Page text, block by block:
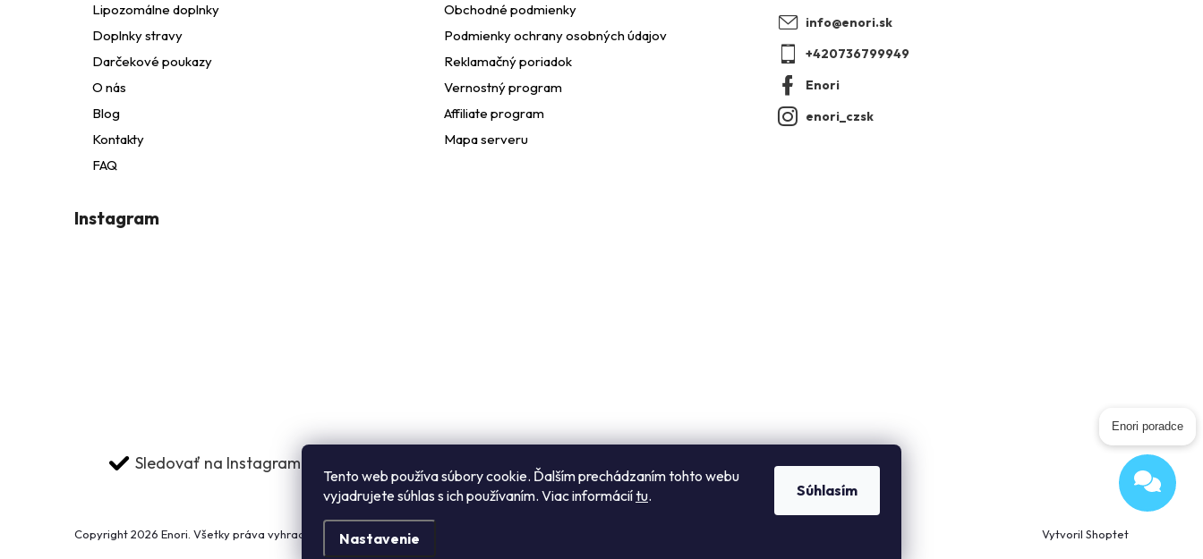
Tento web používa súbory cookie. Ďalším prechádzaním tohto webu
vyjadrujete súhlas s ich používaním. Viac informáciítu.
Nastavenie
Súhlasím
s
u
Lipozomálne doplnky
Doplnky stravy
Darčekové poukazy
O nás
Blog
Kontakty
FAQ
Obchodné podmienky
Podmienky ochrany osobných údajov
Reklamačný poriadok
Vernostný program
Affiliate program
Mapa serveru
info@enori.sk
+420736799949
Enori
enori_czsk
Instagram
Sledovať na Instagrame
Vytvoril Shoptet
Copyright 2026 Enori . Všetky práva vyhradené. Upraviť nastavenie cookies
Enori poradce
Odeslat